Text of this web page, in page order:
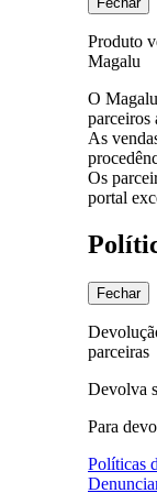
Produto
Magalu
O
parceiros
As
Os
portal
Fechar
parceiras
Devolva
Para
Políticas